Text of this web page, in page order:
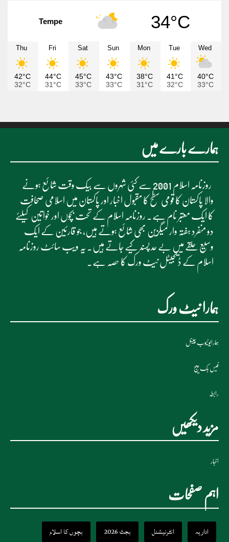
Tempe 34°C
Thu
42°C
32°C
Fri
44°C
31°C
Sat
45°C
33°C
Sun
43°C
33°C
Mon
38°C
31°C
Tue
41°C
32°C
Wed
40°C
33°C
ہمارے بارے میں
روزنامہ اسلام 2001 سے کئی شہروں سے بیک وقت شائع ہونے
والا پاکستان کا قومی سطح کا مقبول اخبار اور پاکستان میں اسلامی صحافت
کا ایک معتبر نام ہے۔ روزنامہ اسلام کے تحت بچوں اور خواتین کیلئے
دو منفرد ہفتہ وار میگزین بھی شائع ہوتے ہیں، جو قارئین کے ایک
وسیع حلقے میں بے حد پسند کیے جاتے ہیں۔ یہ ویب سائٹ روزنامہ
اسلام کے ڈیجیٹل نیٹ ورک کا حصہ ہے۔
ہمارا نیٹ ورک
ہمارایوٹیوب چینل
فیس بک پیج
رابطہ
مزید دیکھیں
اخبار
اہم صفحات
اداریہ انٹرنیشنل بجٹ 2026 بچوں کا اسلام